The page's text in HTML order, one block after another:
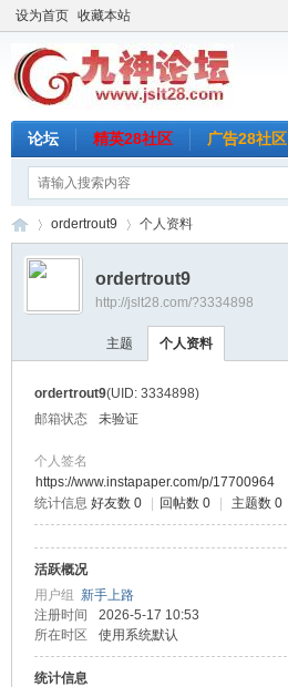
设为首页 收藏本站
论坛 精英28社区 广告28社区
›
ordertrout9 个人资料
ordertrout9
http://jslt28.com/?3334898
主题 个人资料
ordertrout9(UID: 3334898)
邮箱状态
未验证
个人签名
https://www.instapaper.com/p/17700964
统计信息 好友数 0 回帖数 0 主题数 0
活跃概况
用户组 新手上路
注册时间
2026-5-17 10:53
所在时区
使用系统默认
统计信息